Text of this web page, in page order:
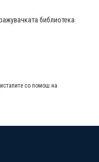
библиотека
со помош на